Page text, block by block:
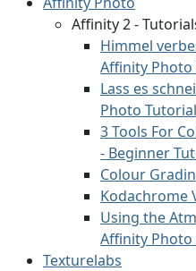
Affinity 2 -
Himmel
Affinity Photo
Lass es
Photo
3 Tools For
- Beginner
Colour
Kodachrome
Using the
Affinity Photo
Texturelabs